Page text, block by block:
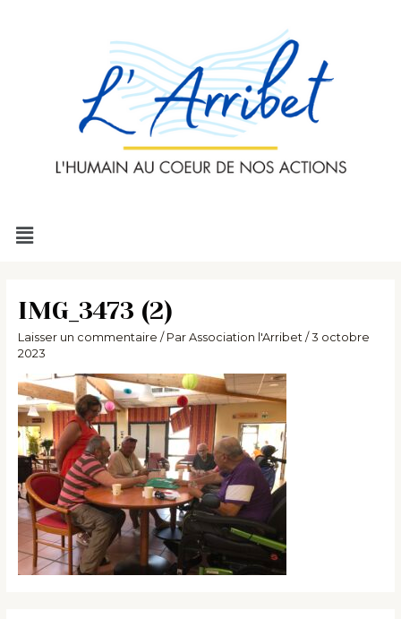
Menu
IMG_3473 (2)
Laisser un commentaire / Par Association l'Arribet / 3 octobre
2023